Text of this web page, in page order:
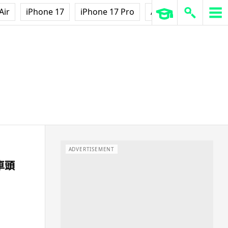
iPhone 17 iPhone 17 Pro AirPods Pro 3
頭
ADVERTISEMENT